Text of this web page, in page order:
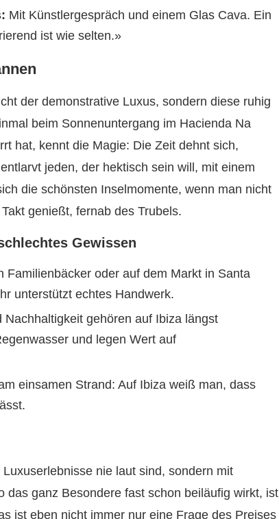
Mit Künstlergespräch und einem Glas Cava. Ein
ist wie selten.»
der demonstrative Luxus, sondern diese ruhig
beim Sonnenuntergang im Hacienda Na
hat, kennt die Magie: Die Zeit dehnt sich,
jeden, der hektisch sein will, mit einem
die schönsten Inselmomente, wenn man nicht
genießt, fernab des Trubels.
Gewissen
Familienbäcker oder auf dem Markt in Santa
unterstützt echtes Handwerk.
Nachhaltigkeit gehören auf Ibiza längst
und legen Wert auf
einsamen Strand: Auf Ibiza weiß man, dass
nie laut sind, sondern mit
ganz Besondere fast schon beiläufig wirkt, ist
ist eben nicht immer nur eine Frage des Preises